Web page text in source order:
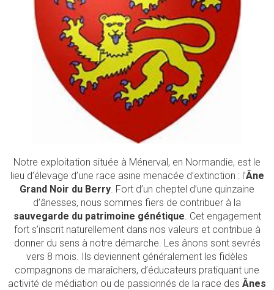
Notre exploitation située à Ménerval, en Normandie, est le
lieu d’élevage d’une race asine menacée d’extinction : l’Âne
Grand Noir du Berry . Fort d’un cheptel d’une quinzaine
d’ânesses, nous sommes fiers de contribuer à la
sauvegarde du patrimoine génétique . Cet engagement
fort s’inscrit naturellement dans nos valeurs et contribue à
donner du sens à notre démarche. Les ânons sont sevrés
vers 8 mois. Ils deviennent généralement les fidèles
compagnons de maraîchers, d’éducateurs pratiquant une
activité de médiation ou de passionnés de la race des Ânes